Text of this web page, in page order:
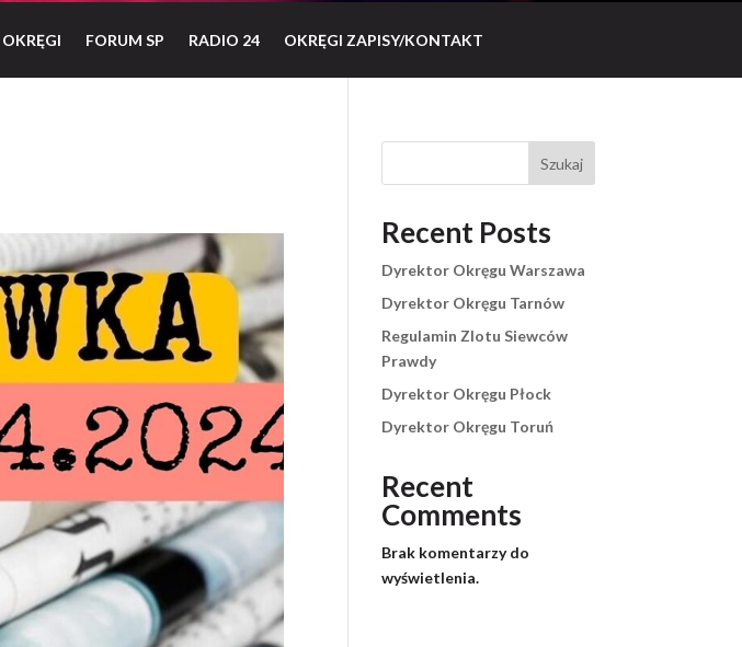
OKRĘGI FORUM SP RADIO 24 OKRĘGI ZAPISY/KONTAKT
Szukaj
Recent Posts
Dyrektor Okręgu Warszawa
Dyrektor Okręgu Tarnów
Regulamin Zlotu Siewców
Prawdy
Dyrektor Okręgu Płock
Dyrektor Okręgu Toruń
Recent
Comments
Brak komentarzy do
wyświetlenia.